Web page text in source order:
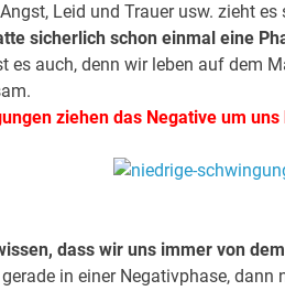
Leid und Trauer usw. zieht
sicherlich schon einmal eine
es auch, denn wir leben auf dem
ziehen das Negative um
dass wir uns immer von
in einer Negativphase,